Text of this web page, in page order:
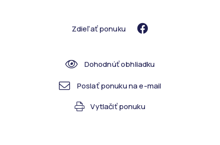
Zdieľať ponuku
Dohodnúť obhliadku
Poslať ponuku na e-mail
Vytlačiť ponuku